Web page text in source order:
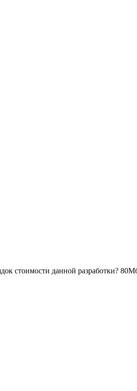
стоимости данной разработки?